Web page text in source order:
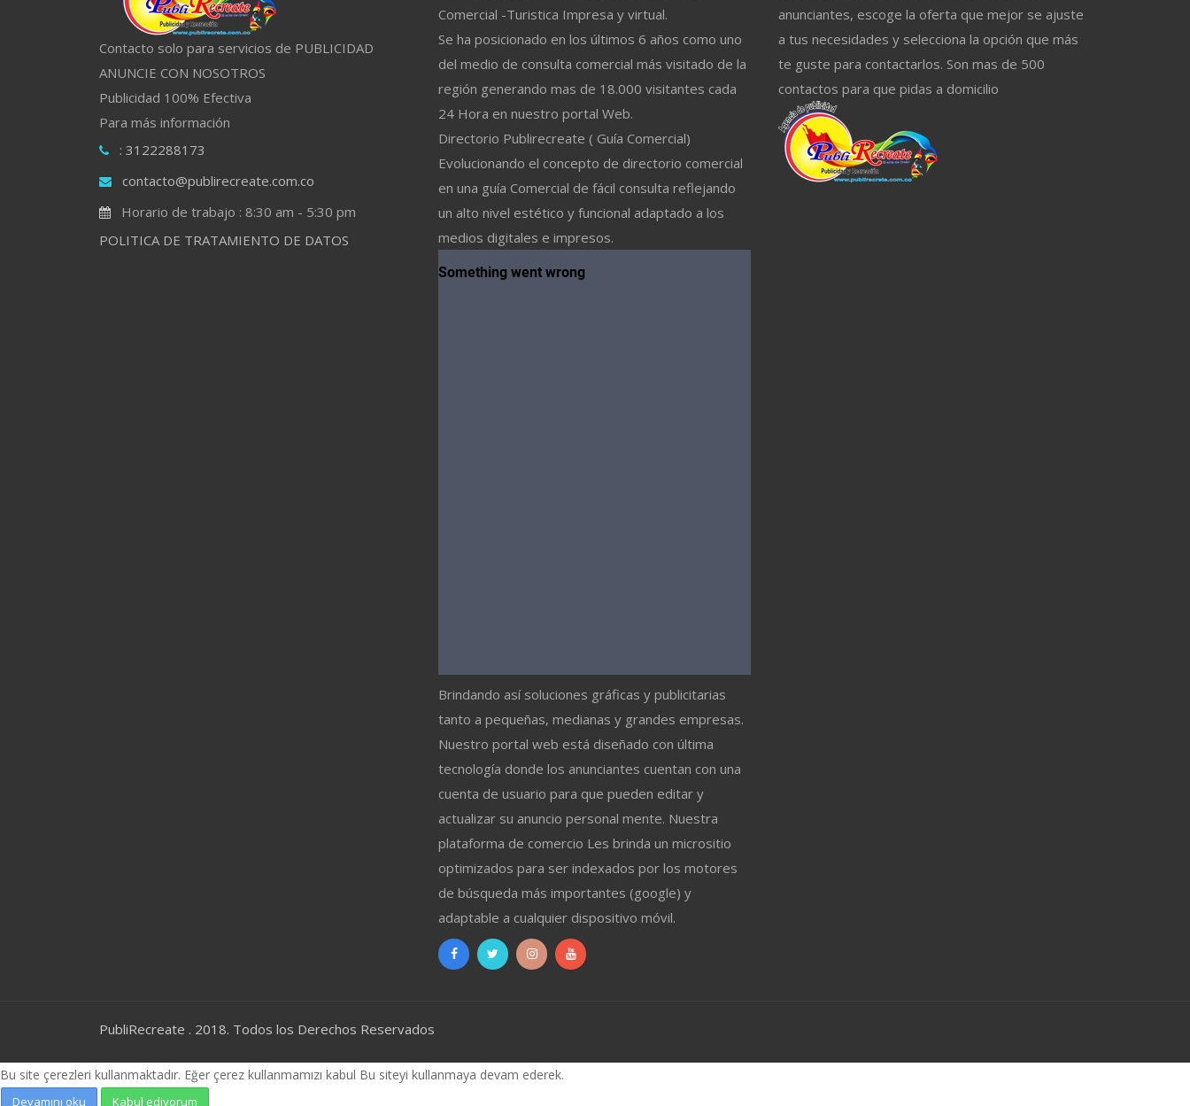
Contacto solo para servicios de PUBLICIDAD
ANUNCIE CON NOSOTROS
Publicidad 100% Efectiva
Para más información
: 3122288173
contacto@publirecreate.com.co
Horario de trabajo : 8:30 am - 5:30 pm
POLITICA DE TRATAMIENTO DE DATOS
Comercial -Turistica Impresa y virtual.
Se ha posicionado en los últimos 6 años como uno
del medio de consulta comercial más visitado de la
región generando mas de 18.000 visitantes cada
24 Hora en nuestro portal Web.
Directorio Publirecreate ( Guía Comercial)
Evolucionando el concepto de directorio comercial
en una guía Comercial de fácil consulta reflejando
un alto nivel estético y funcional adaptado a los
medios digitales e impresos.
Brindando así soluciones gráficas y publicitarias
tanto a pequeñas, medianas y grandes empresas.
Nuestro portal web está diseñado con última
tecnología donde los anunciantes cuentan con una
cuenta de usuario para que pueden editar y
actualizar su anuncio personal mente. Nuestra
plataforma de comercio Les brinda un micrositio
optimizados para ser indexados por los motores
de búsqueda más importantes (google) y
adaptable a cualquier dispositivo móvil.
anunciantes, escoge la oferta que mejor se ajuste
a tus necesidades y selecciona la opción que más
te guste para contactarlos. Son mas de 500
contactos para que pidas a domicilio
PubliRecreate . 2018. Todos los Derechos Reservados
Bu site çerezleri kullanmaktadır. Eğer çerez kullanmamızı kabul Bu siteyi kullanmaya devam ederek.
Devamını oku Kabul ediyorum